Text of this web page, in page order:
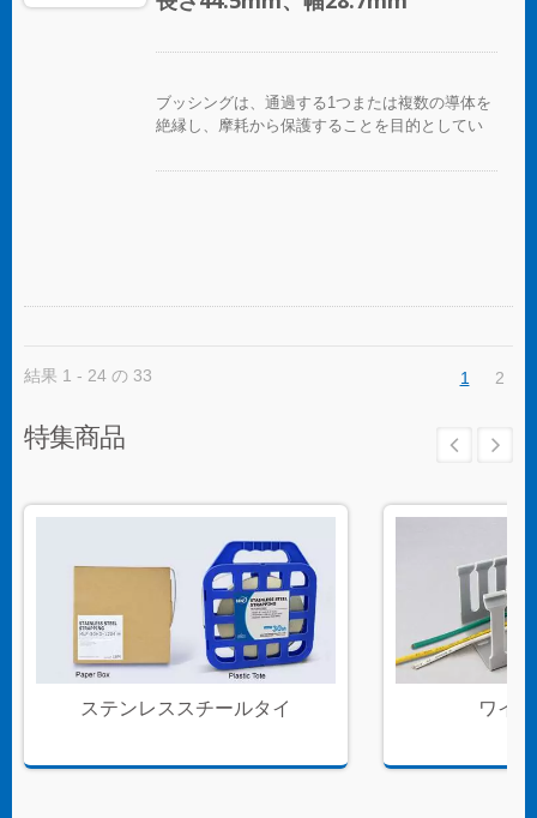
ブッシングは、通過する1つまたは複数の導体を
絶縁し、摩耗から保護することを目的としてい
結果 1 - 24 の 33 1 2
特集商品
ステンレススチールタイ ワイ